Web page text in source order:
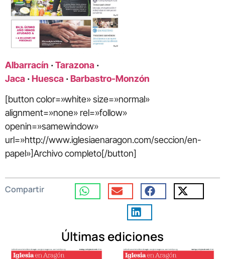
Albarracín ·Tarazona ·
Jaca ·Huesca ·Barbastro-Monzón
[button color=»white» size=»normal»
alignment=»none» rel=»follow»
openin=»samewindow»
url=»http://www.iglesiaenaragon.com/seccion/en-
papel»]Archivo completo[/button]
Compartir
Últimas ediciones